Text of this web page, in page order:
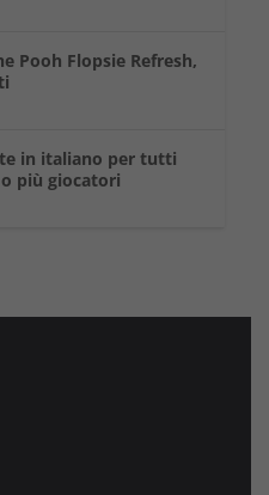
Pooh Flopsie Refresh,
in italiano per tutti
più giocatori